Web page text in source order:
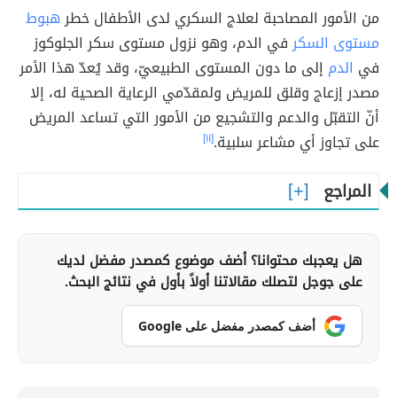
من الأمور المصاحبة لعلاج السكري لدى الأطفال خطرهبوط
مستوى السكرفي الدم، وهو نزول مستوى سكر الجلوكوز
في الدم إلى ما دون المستوى الطبيعيّ، وقد يُعدّ هذا الأمر
مصدر إزعاج وقلق للمريض ولمقدّمي الرعاية الصحية له، إلا
أنّ التقبّل والدعم والتشجيع من الأمور التي تساعد المريض
على تجاوز أي مشاعر سلبية.[١١]
المراجع
هل يعجبك محتوانا؟ أضف موضوع كمصدر مفضل لديك
على جوجل لتصلك مقالاتنا أولاً بأول في نتائج البحث.
أضف كمصدر مفضل على Google